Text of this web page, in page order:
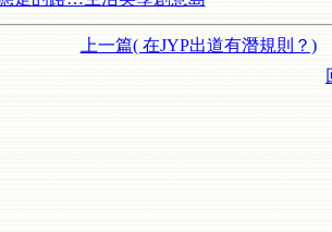
上一篇( 在JYP出道有潛規則？)